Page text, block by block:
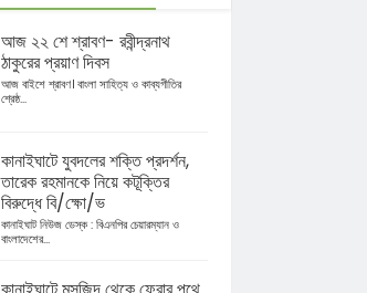
আজ ২২ শে শ্রাবণ- রবীন্দ্রনাথ
ঠাকুরের প্রয়াণ দিবস
আজ বাইশে শ্রাবণ। বাংলা সাহিত্য ও কাব্যগীতির
শ্রেষ্ঠ...
কানাইঘাটে যুবদলের শক্তি প্রদর্শন,
তারেক রহমানকে নিয়ে কটূক্তির
বিরুদ্ধে বি/ক্ষো/ভ
কানাইঘাট নিউজ ডেস্ক : বিএনপির চেয়ারম্যান ও
বাংলাদেশের...